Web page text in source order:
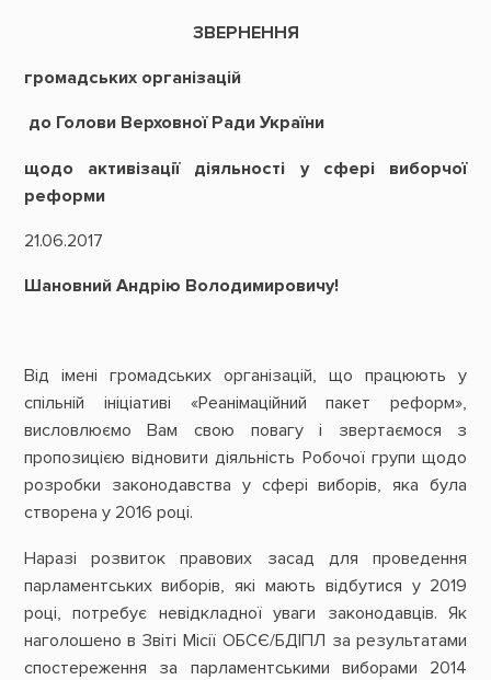
ЗВЕРНЕННЯ
громадських організацій
до Голови Верховної Ради України
щодо активізації діяльності у сфері виборчої
реформи
21.06.2017
Шановний Андрію Володимировичу!
Від імені громадських організацій, що працюють у
спільній ініціативі «Реанімаційний пакет реформ»,
висловлюємо Вам свою повагу і звертаємося з
пропозицією відновити діяльність Робочої групи щодо
розробки законодавства у сфері виборів, яка була
створена у 2016 році.
Наразі розвиток правових засад для проведення
парламентських виборів, які мають відбутися у 2019
році, потребує невідкладної уваги законодавців. Як
наголошено в Звіті Місії ОБСЄ/БДІПЛ за результатами
спостереження за парламентськими виборами 2014